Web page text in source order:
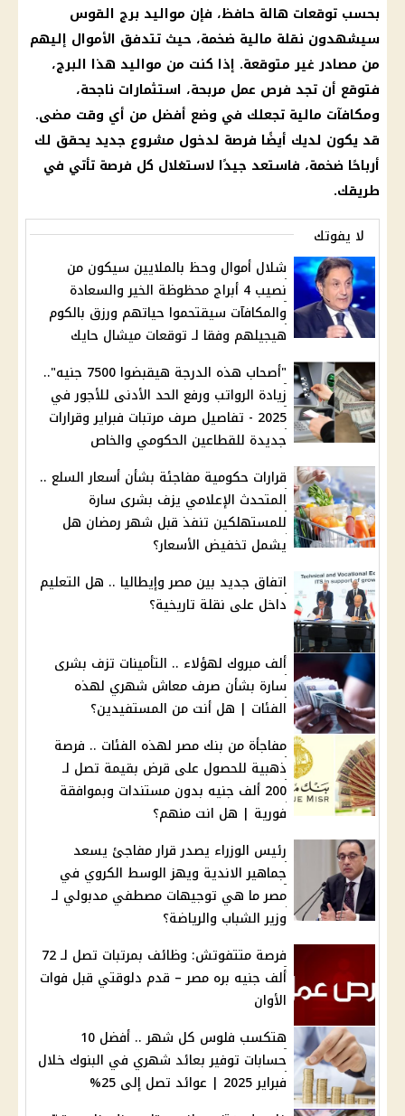
بحسب توقعات هالة حافظ، فإن مواليد برج القوس
سيشهدون نقلة مالية ضخمة، حيث تتدفق الأموال إليهم
من مصادر غير متوقعة. إذا كنت من مواليد هذا البرج،
فتوقع أن تجد فرص عمل مربحة، استثمارات ناجحة،
ومكافآت مالية تجعلك في وضع أفضل من أي وقت مضى.
قد يكون لديك أيضًا فرصة لدخول مشروع جديد يحقق لك
أرباحًا ضخمة، فاستعد جيدًا لاستغلال كل فرصة تأتي في
طريقك.
لا يفوتك
شلال أموال وحظ بالملايين سيكون من
نصيب 4 أبراج محظوظة الخير والسعادة
والمكافآت سيقتحموا حياتهم ورزق بالكوم
هيجيلهم وفقا لـ توقعات ميشال حايك
"أصحاب هذه الدرجة هيقبضوا 7500 جنيه"..
زيادة الرواتب ورفع الحد الأدنى للأجور في
2025 - تفاصيل صرف مرتبات فبراير وقرارات
جديدة للقطاعين الحكومي والخاص
قرارات حكومية مفاجئة بشأن أسعار السلع ..
المتحدث الإعلامي يزف بشرى سارة
للمستهلكين تنفذ قبل شهر رمضان هل
يشمل تخفيض الأسعار؟
اتفاق جديد بين مصر وإيطاليا .. هل التعليم
داخل على نقلة تاريخية؟
ألف مبروك لهؤلاء .. التأمينات تزف بشرى
سارة بشأن صرف معاش شهري لهذه
الفئات | هل أنت من المستفيدين؟
مفاجأة من بنك مصر لهذه الفئات .. فرصة
ذهبية للحصول على قرض بقيمة تصل لـ
200 ألف جنيه بدون مستندات وبموافقة
فورية | هل انت منهم؟
رئيس الوزراء يصدر قرار مفاجئ يسعد
جماهير الاندية ويهز الوسط الكروي في
مصر ما هي توجيهات مصطفي مدبولي لـ
وزير الشباب والرياضة؟
فرصة متتفوتش: وظائف بمرتبات تصل لـ 72
ألف جنيه بره مصر – قدم دلوقتي قبل فوات
الأوان
هتكسب فلوس كل شهر .. أفضل 10
حسابات توفير بعائد شهري في البنوك خلال
فبراير 2025 | عوائد تصل إلى 25%